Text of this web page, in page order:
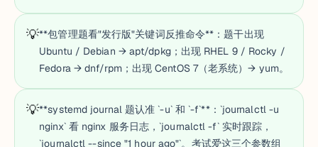
💡**包管理题看"发行版"关键词反推命令**：题干出现
Ubuntu / Debian → apt/dpkg；出现 RHEL 9 / Rocky /
Fedora → dnf/rpm；出现 CentOS 7（老系统）→ yum。
💡**systemd journal 题认准 `-u` 和 `-f`**：`journalctl -u
nginx` 看 nginx 服务日志，`journalctl -f` 实时跟踪，
`journalctl --since "1 hour ago"`。考试爱这三个参数组